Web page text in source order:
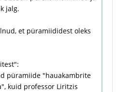
jalg.
et püramiididest oleks
püramiide "hauakambrite
kuid professor Liritzis